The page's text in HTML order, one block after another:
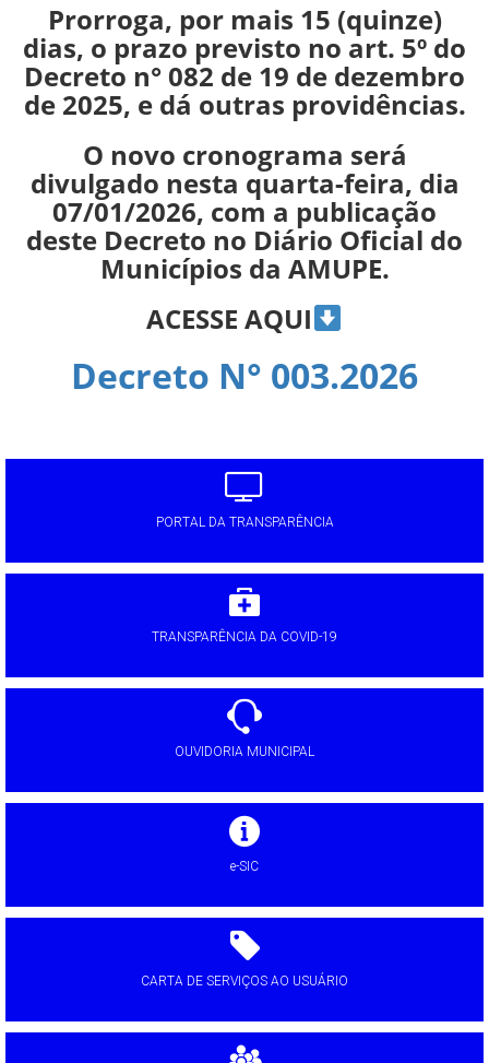
Prorroga, por mais 15 (quinze)
dias, o prazo previsto no art. 5º do
Decreto n° 082 de 19 de dezembro
de 2025, e dá outras providências.
O novo cronograma será
divulgado nesta quarta-feira, dia
07/01/2026, com a publicação
deste Decreto no Diário Oficial do
Municípios da AMUPE.
ACESSE AQUI
Decreto N° 003.2026
PORTAL DA TRANSPARÊNCIA
TRANSPARÊNCIA DA COVID-19
OUVIDORIA MUNICIPAL
e-SIC
CARTA DE SERVIÇOS AO USUÁRIO